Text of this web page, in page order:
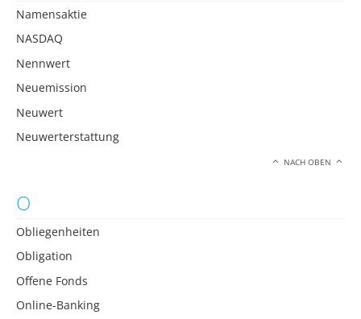
Namensaktie
NASDAQ
Nennwert
Neuemission
Neuwert
Neuwerterstattung
NACH OBEN
O
Obliegenheiten
Obligation
Offene Fonds
Online-Banking